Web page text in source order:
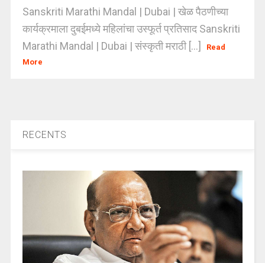
Sanskriti Marathi Mandal | Dubai | खेळ पैठणीच्या
कार्यक्रमाला दुबईमध्ये महिलांचा उस्फूर्त प्रतिसाद Sanskriti
Marathi Mandal | Dubai | संस्कृती मराठी [...]
Read
More
RECENTS